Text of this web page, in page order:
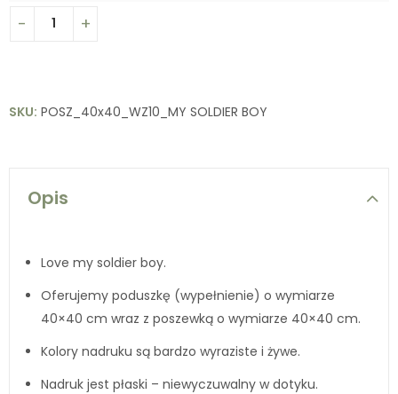
SKU: POSZ_40x40_WZ10_MY SOLDIER BOY
Opis
Love my soldier boy.
Oferujemy poduszkę (wypełnienie) o wymiarze
40×40 cm wraz z poszewką o wymiarze 40×40 cm.
Kolory nadruku są bardzo wyraziste i żywe.
Nadruk jest płaski – niewyczuwalny w dotyku.